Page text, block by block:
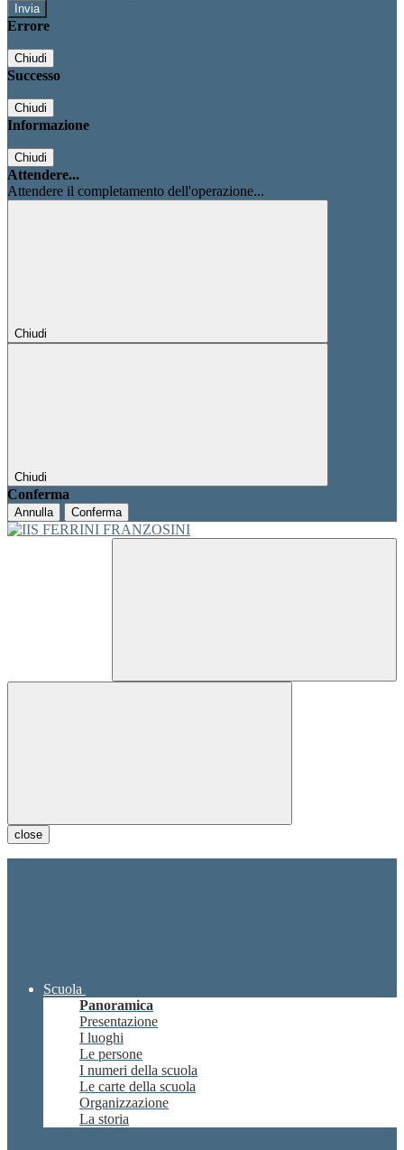
Errore
Chiudi
Successo
Chiudi
Informazione
Chiudi
Attendere...
Attendere il completamento dell'operazione...
Chiudi
Chiudi
Conferma
Annulla Conferma
close
Scuola
Panoramica
Presentazione
I luoghi
Le persone
I numeri della scuola
Le carte della scuola
Organizzazione
La storia